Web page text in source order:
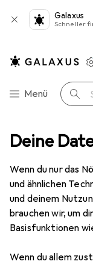
Deine
Wenn du nur das
und ähnlichen
und deinem
brauchen wir, um
Basisfunktionen
Wenn du allem
Galaxus
Schneller
Navigation nach
Menü Suche
Sex Toys